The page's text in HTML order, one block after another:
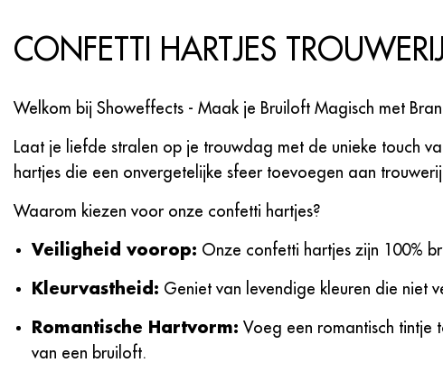
CONFETTI HARTJES TROUWERIJ
Welkom bij Showeffects - Maak je Bruiloft Magisch met
Laat je liefde stralen op je trouwdag met de unieke touch
hartjes die een onvergetelijke sfeer toevoegen aan
Waarom kiezen voor onze confetti hartjes?
Veiligheid voorop: Onze confetti hartjes zijn 100%
Kleurvastheid: Geniet van levendige kleuren die niet
Romantische Hartvorm: Voeg een romantisch tintje
van een bruiloft.